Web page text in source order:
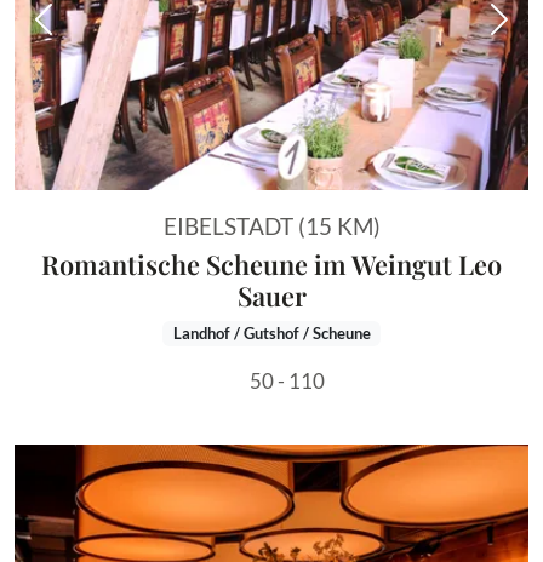
Vorheriges Bild
EIBELSTADT (15 KM)
Romantische Scheune im Weingut Leo
Sauer
Landhof / Gutshof / Scheune
50 - 110